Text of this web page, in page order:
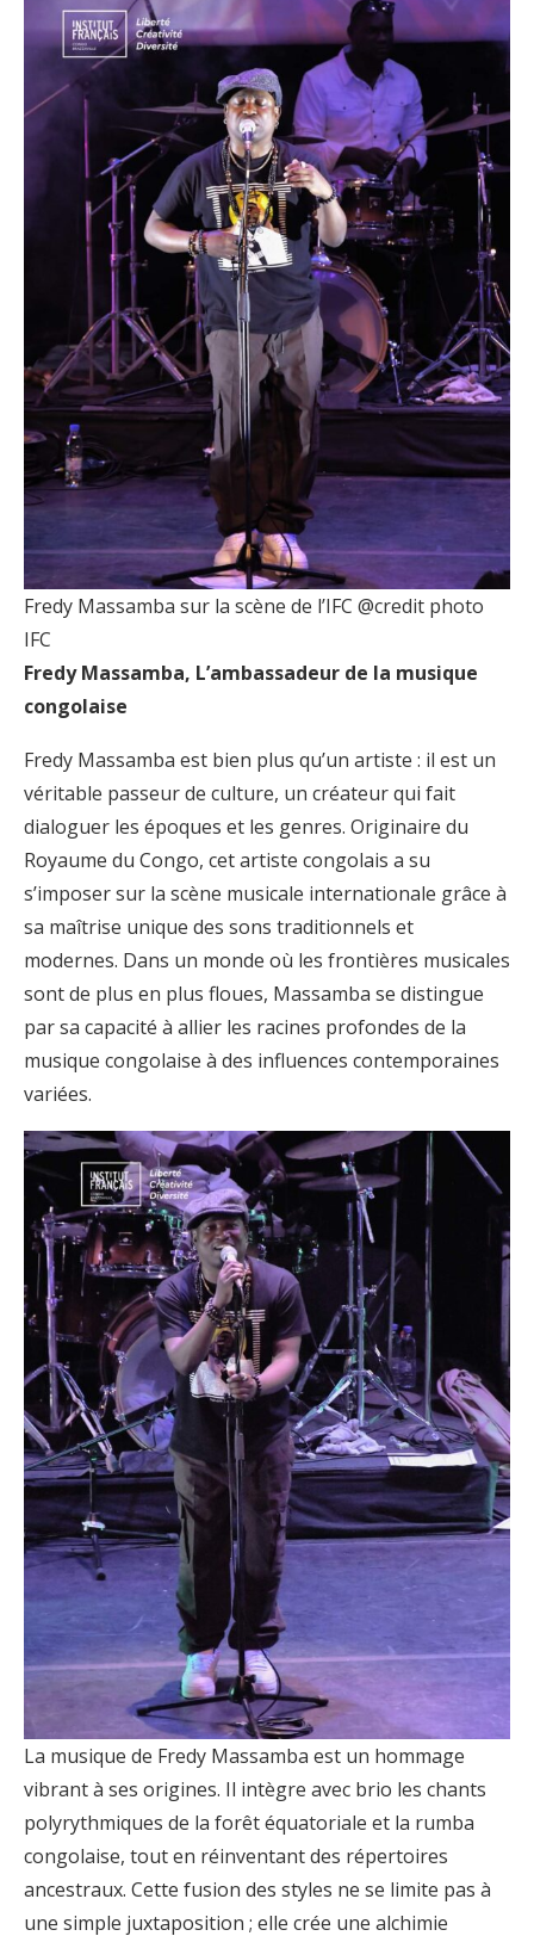
Fredy Massamba sur la scène de l’IFC @credit photo
IFC
Fredy Massamba, L’ambassadeur de la musique
congolaise
Fredy Massamba est bien plus qu’un artiste : il est un
véritable passeur de culture, un créateur qui fait
dialoguer les époques et les genres. Originaire du
Royaume du Congo, cet artiste congolais a su
s’imposer sur la scène musicale internationale grâce à
sa maîtrise unique des sons traditionnels et
modernes. Dans un monde où les frontières musicales
sont de plus en plus floues, Massamba se distingue
par sa capacité à allier les racines profondes de la
musique congolaise à des influences contemporaines
variées.
La musique de Fredy Massamba est un hommage
vibrant à ses origines. Il intègre avec brio les chants
polyrythmiques de la forêt équatoriale et la rumba
congolaise, tout en réinventant des répertoires
ancestraux. Cette fusion des styles ne se limite pas à
une simple juxtaposition ; elle crée une alchimie